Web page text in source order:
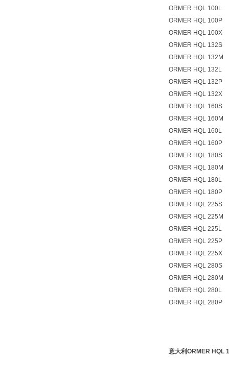
ORMER HQL 100L
ORMER HQL 100P
ORMER HQL 100X
ORMER HQL 132S
ORMER HQL 132M
ORMER HQL 132L
ORMER HQL 132P
ORMER HQL 132X
ORMER HQL 160S
ORMER HQL 160M
ORMER HQL 160L
ORMER HQL 160P
ORMER HQL 180S
ORMER HQL 180M
ORMER HQL 180L
ORMER HQL 180P
ORMER HQL 225S
ORMER HQL 225M
ORMER HQL 225L
ORMER HQL 225P
ORMER HQL 225X
ORMER HQL 280S
ORMER HQL 280M
ORMER HQL 280L
ORMER HQL 280P
意大利ORMER HQL